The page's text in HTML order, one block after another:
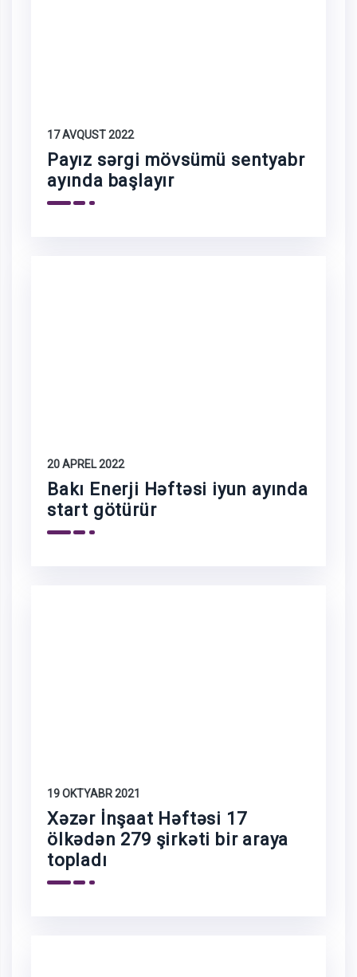
17 AVQUST 2022
Payız sərgi mövsümü sentyabr
ayında başlayır
20 APREL 2022
Bakı Enerji Həftəsi iyun ayında
start götürür
19 OKTYABR 2021
Xəzər İnşaat Həftəsi 17
ölkədən 279 şirkəti bir araya
topladı